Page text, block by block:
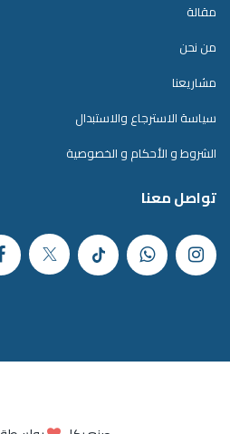
مقالة
من نحن
مشاريعنا
سياسة الاسترجاع والاستبدال
الشروط و الأحكام و الخصوصية
تواصل معنا